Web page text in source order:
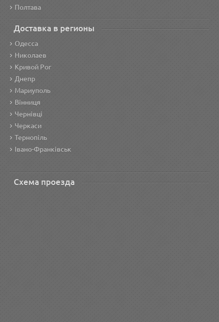
Полтава
Доставка в регионы
Одесса
Николаев
Кривой Рог
Днепр
Мариуполь
Вінниця
Чернівці
Черкаси
Тернопіль
Івано-Франківськ
Схема проезда